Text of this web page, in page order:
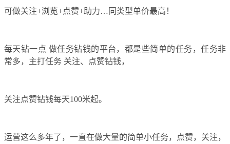
可做关注+浏览+点赞+助力…同类型单价最高！
每天钻一点 做任务钻钱的平台，都是些简单的任务，任务非
常多，主打任务 关注、点赞钻钱，
关注点赞钻钱每天100米起。
运营这么多年了，一直在做大量的简单小任务，点赞，关注，